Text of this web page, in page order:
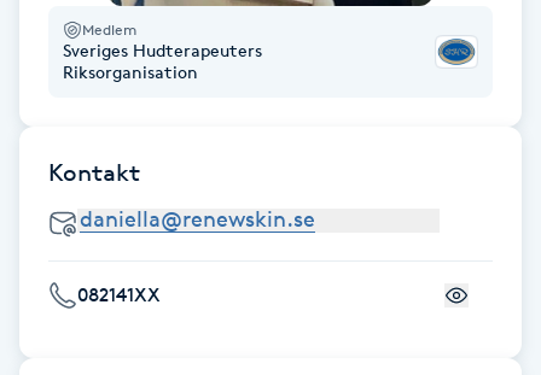
Kinesiologi
Kiropraktik
Klangmassage
Klippning
Medlem
Sveriges Hudterapeuters
Riksorganisation
Kontakt
082141XX